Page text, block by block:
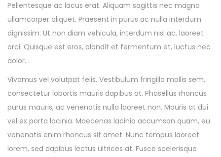
Pellentesque ac lacus erat. Aliquam sagittis nec magna
ullamcorper aliquet. Praesent in purus ac nulla interdum
dignissim. Ut non diam vehicula, interdum nisl ac, laoreet
orci. Quisque est eros, blandit et fermentum et, luctus nec
dolor.
Vivamus vel volutpat felis. Vestibulum fringilla mollis sem,
consectetur lobortis mauris dapibus at. Phasellus rhoncus
purus mauris, ac venenatis nulla laoreet non. Mauris at dui
vel ex porta lacinia. Maecenas lacinia accumsan quam, eu
venenatis enim rhoncus sit amet. Nunc tempus laoreet
lorem, sed dapibus lectus ultrices at. Fusce scelerisque